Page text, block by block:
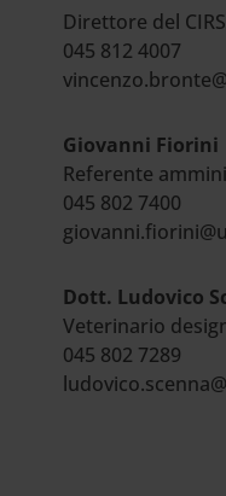
Direttore del
045 812 4007
Giovanni Fiorini
Referente
045 802 7400
Dott. Ludovico
Veterinario
045 802 7289